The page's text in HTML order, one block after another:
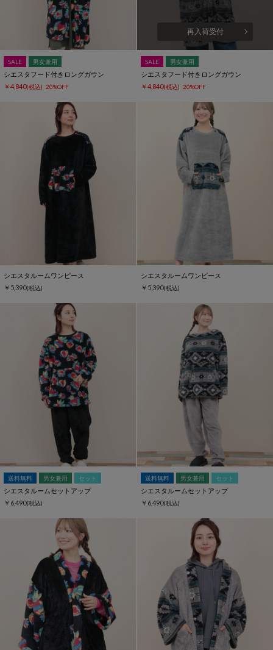
SALE 男女兼用
シエスタフード付きロングガウン
￥4,840(税込) 20%OFF
再入荷受付
SALE 男女兼用
シエスタフード付きロングガウン
￥4,840(税込) 20%OFF
シエスタルームワンピース
￥5,390(税込)
シエスタルームワンピース
￥5,390(税込)
送料無料 男女兼用 セット
シエスタルームセットアップ
￥6,490(税込)
送料無料 男女兼用 セット
シエスタルームセットアップ
￥6,490(税込)